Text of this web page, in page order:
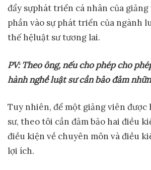
đẩy sựphát triển cá nhân của
phần vào sự phát triển của ngành
thế hệluật sư tương lai.
PV: Theo ông, nếu cho phép cho
hành nghềluật sưcần bảo đảm nhữ
Tuy nhiên, để một giảng viên được
sư, theo tôi cần đảm bảo hai điều
điều kiện về chuyên môn và điều
lợi ích.